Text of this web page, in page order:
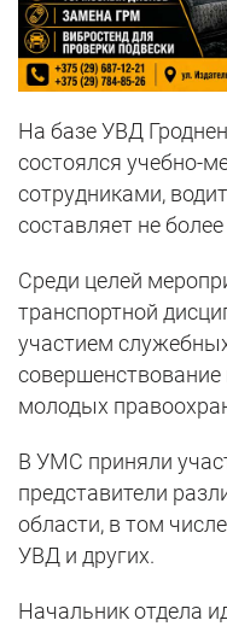
На базе УВД
состоялся учебно-
сотрудниками,
составляет не более
Среди целей
транспортной
участием
молодых
В УМС приняли
представители
области, в том
УВД и других.
Начальник отдела